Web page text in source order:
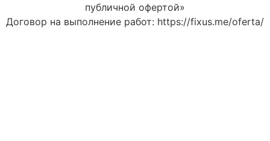
публичной офертой»
Договор на выполнение работ: https://fixus.me/oferta/